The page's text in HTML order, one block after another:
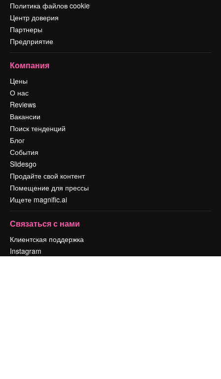
Политика файлов cookie
Центр доверия
Партнеры
Предприятие
Компания
Цены
О нас
Reviews
Вакансии
Поиск тенденций
Блог
События
Slidesgo
Продайте свой контент
Помещение для прессы
Ищете magnific.ai
Связаться с нами
Клиентская поддержка
Instagram